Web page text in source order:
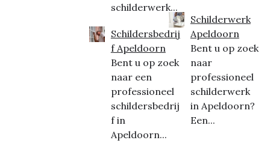
schilderwerk...
Schildersbedrij
f Apeldoorn
Bent u op zoek
naar een
professioneel
schildersbedrij
f in
Apeldoorn...
Schilderwerk
Apeldoorn
Bent u op zoek
naar
professioneel
schilderwerk
in Apeldoorn?
Een...